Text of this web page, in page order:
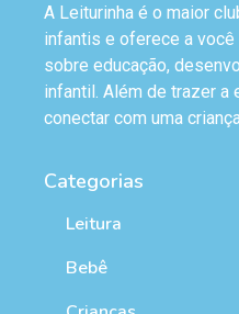
A Leiturinha é o maior
infantis e oferece a
sobre educação,
infantil. Além de trazer a
conectar com uma
Categorias
Leitura
Bebê